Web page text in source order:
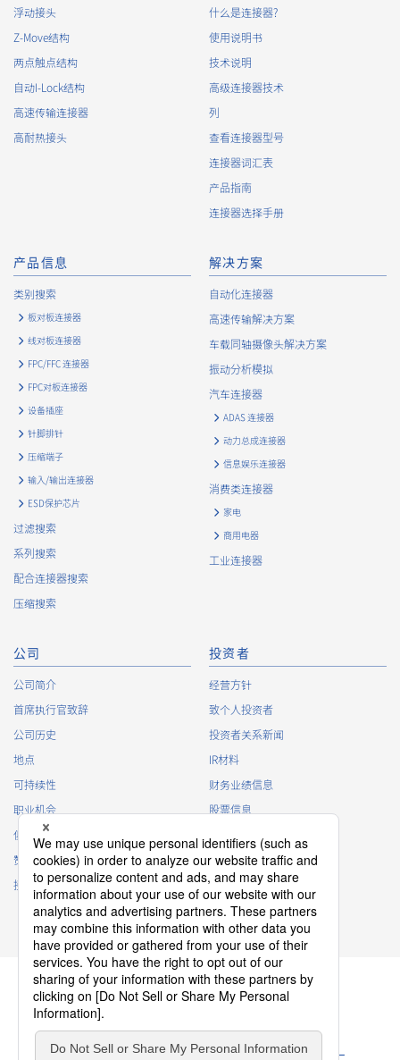
浮动接头
Z-Move结构
两点触点结构
自动I-Lock结构
高速传输连接器
高耐热接头
什么是连接器?
使用说明书
技术说明
高级连接器技术
列
查看连接器型号
连接器词汇表
产品指南
连接器选择手册
产品信息
类别搜索
板对板连接器
线对板连接器
FPC/FFC 连接器
FPC对板连接器
设备插座
针脚排针
压缩端子
输入/输出连接器
ESD保护芯片
过滤搜索
系列搜索
配合连接器搜索
压缩搜索
解决方案
自动化连接器
高速传输解决方案
车载同轴摄像头解决方案
振动分析模拟
汽车连接器
ADAS 连接器
动力总成连接器
信息娱乐连接器
消费类连接器
家电
商用电器
工业连接器
公司
公司简介
首席执行官致辞
公司历史
地点
可持续性
职业机会
俱乐部活动
赞助
接触
投资者
经营方针
致个人投资者
投资者关系新闻
IR材料
财务业绩信息
股票信息
IR日历
IR常见问题
IR策略
免责声明
隐私政策 Cookie 政策 ソーシャルメディアポリシー